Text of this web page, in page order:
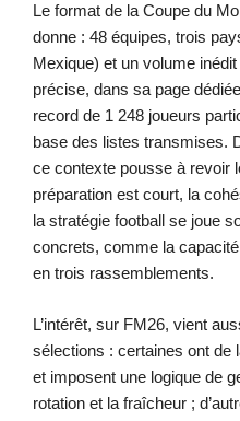
Le format de la Coupe du
donne : 48 équipes, trois
Mexique) et un volume
précise, dans sa page
record de 1 248 joueurs
base des listes transmises.
ce contexte pousse à revoir
préparation est court, la
la stratégie football se joue
concrets, comme la
en trois rassemblements.
L’intérêt, sur FM26, vient
sélections : certaines ont de
et imposent une logique de
rotation et la fraîcheur ;